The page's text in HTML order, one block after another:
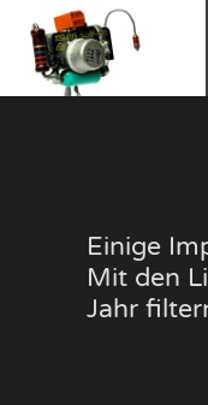
Einige
Mit den
Jahr